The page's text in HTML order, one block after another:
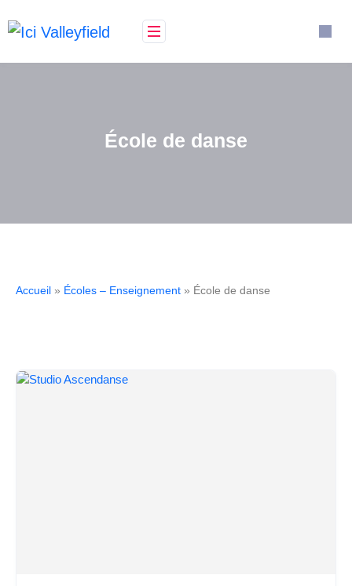
École de danse
Accueil » Écoles – Enseignement » École de danse